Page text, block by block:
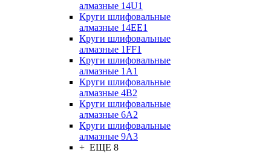
алмазные 14U1
Круги шлифовальные
алмазные 14ЕЕ1
Круги шлифовальные
алмазные 1FF1
Круги шлифовальные
алмазные 1А1
Круги шлифовальные
алмазные 4В2
Круги шлифовальные
алмазные 6A2
Круги шлифовальные
алмазные 9А3
+ ЕЩЕ 8